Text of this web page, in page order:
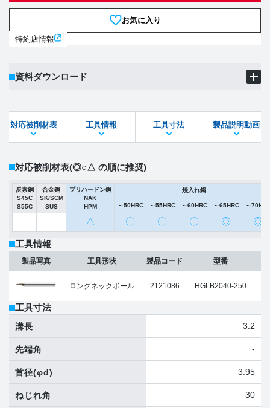
お気に入り
特約店情報
資料ダウンロード
STEPファイル DXFファイル
対応被削材表 工具情報 工具寸法 製品説明動画
対応被削材表(◎○△ の順に推奨)
炭素鋼
S45C
S55C
合金鋼
SK/SCM
SUS
プリハードン鋼
NAK
HPM
焼入れ鋼
～50HRC ～55HRC ～60HRC ～65HRC ～
△ 〇 〇 〇 ◎ ◎
工具情報
製品写真 工具形状
ロングネックボール
製品コード
2121086
型番
HGLB2040-250
工具寸法
溝長 3.2
先端角 -
首径(φd) 3.95
ねじれ角 30